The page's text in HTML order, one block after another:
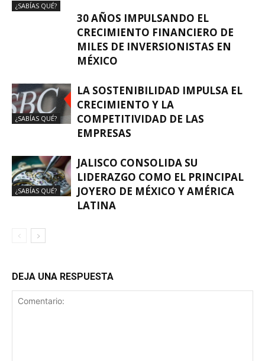
¿SABÍAS QUÉ?
30 AÑOS IMPULSANDO EL
CRECIMIENTO FINANCIERO DE
MILES DE INVERSIONISTAS EN
MÉXICO
¿SABÍAS QUÉ?
LA SOSTENIBILIDAD IMPULSA EL
CRECIMIENTO Y LA
COMPETITIVIDAD DE LAS
EMPRESAS
¿SABÍAS QUÉ?
JALISCO CONSOLIDA SU
LIDERAZGO COMO EL PRINCIPAL
JOYERO DE MÉXICO Y AMÉRICA
LATINA
DEJA UNA RESPUESTA